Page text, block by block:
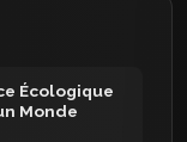
Écologique
Monde